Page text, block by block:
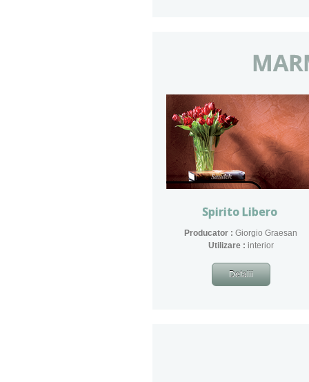
Spirito Libero
Producator : Giorgio Graesan
​Utilizare : interior
Detalii